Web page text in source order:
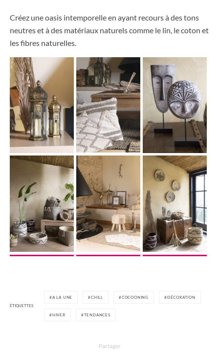
Créez une oasis intemporelle en ayant recours à des tons
neutres et à des matériaux naturels comme le lin, le coton et
les fibres naturelles.
ÉTIQUETTES
A LA UNE CHILL COCOONING DÉCORATION
HIVER TENDANCES
Partager